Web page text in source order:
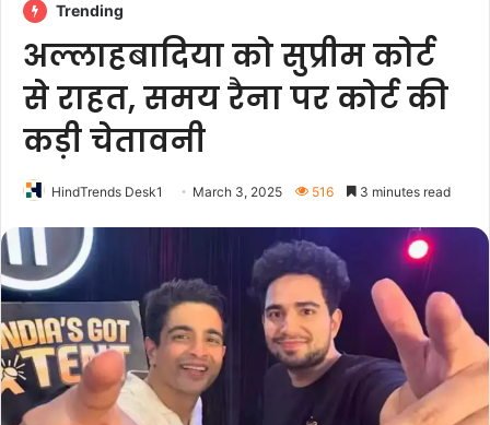
Trending
अल्लाहबादिया को सुप्रीम कोर्ट
से राहत, समय रैना पर कोर्ट की
कड़ी चेतावनी
HindTrends Desk1 March 3, 2025 516 3 minutes read